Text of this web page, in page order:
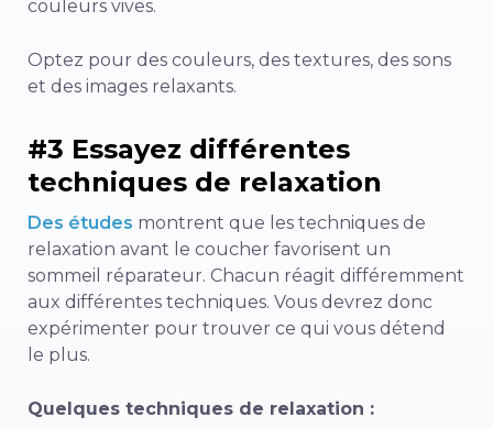
couleurs vives.
Optez pour des couleurs, des textures, des sons
et des images relaxants.
#3 Essayez différentes
techniques de relaxation
Des études montrent que les techniques de
relaxation avant le coucher favorisent un
sommeil réparateur. Chacun réagit différemment
aux différentes techniques. Vous devrez donc
expérimenter pour trouver ce qui vous détend
le plus.
Quelques techniques de relaxation :